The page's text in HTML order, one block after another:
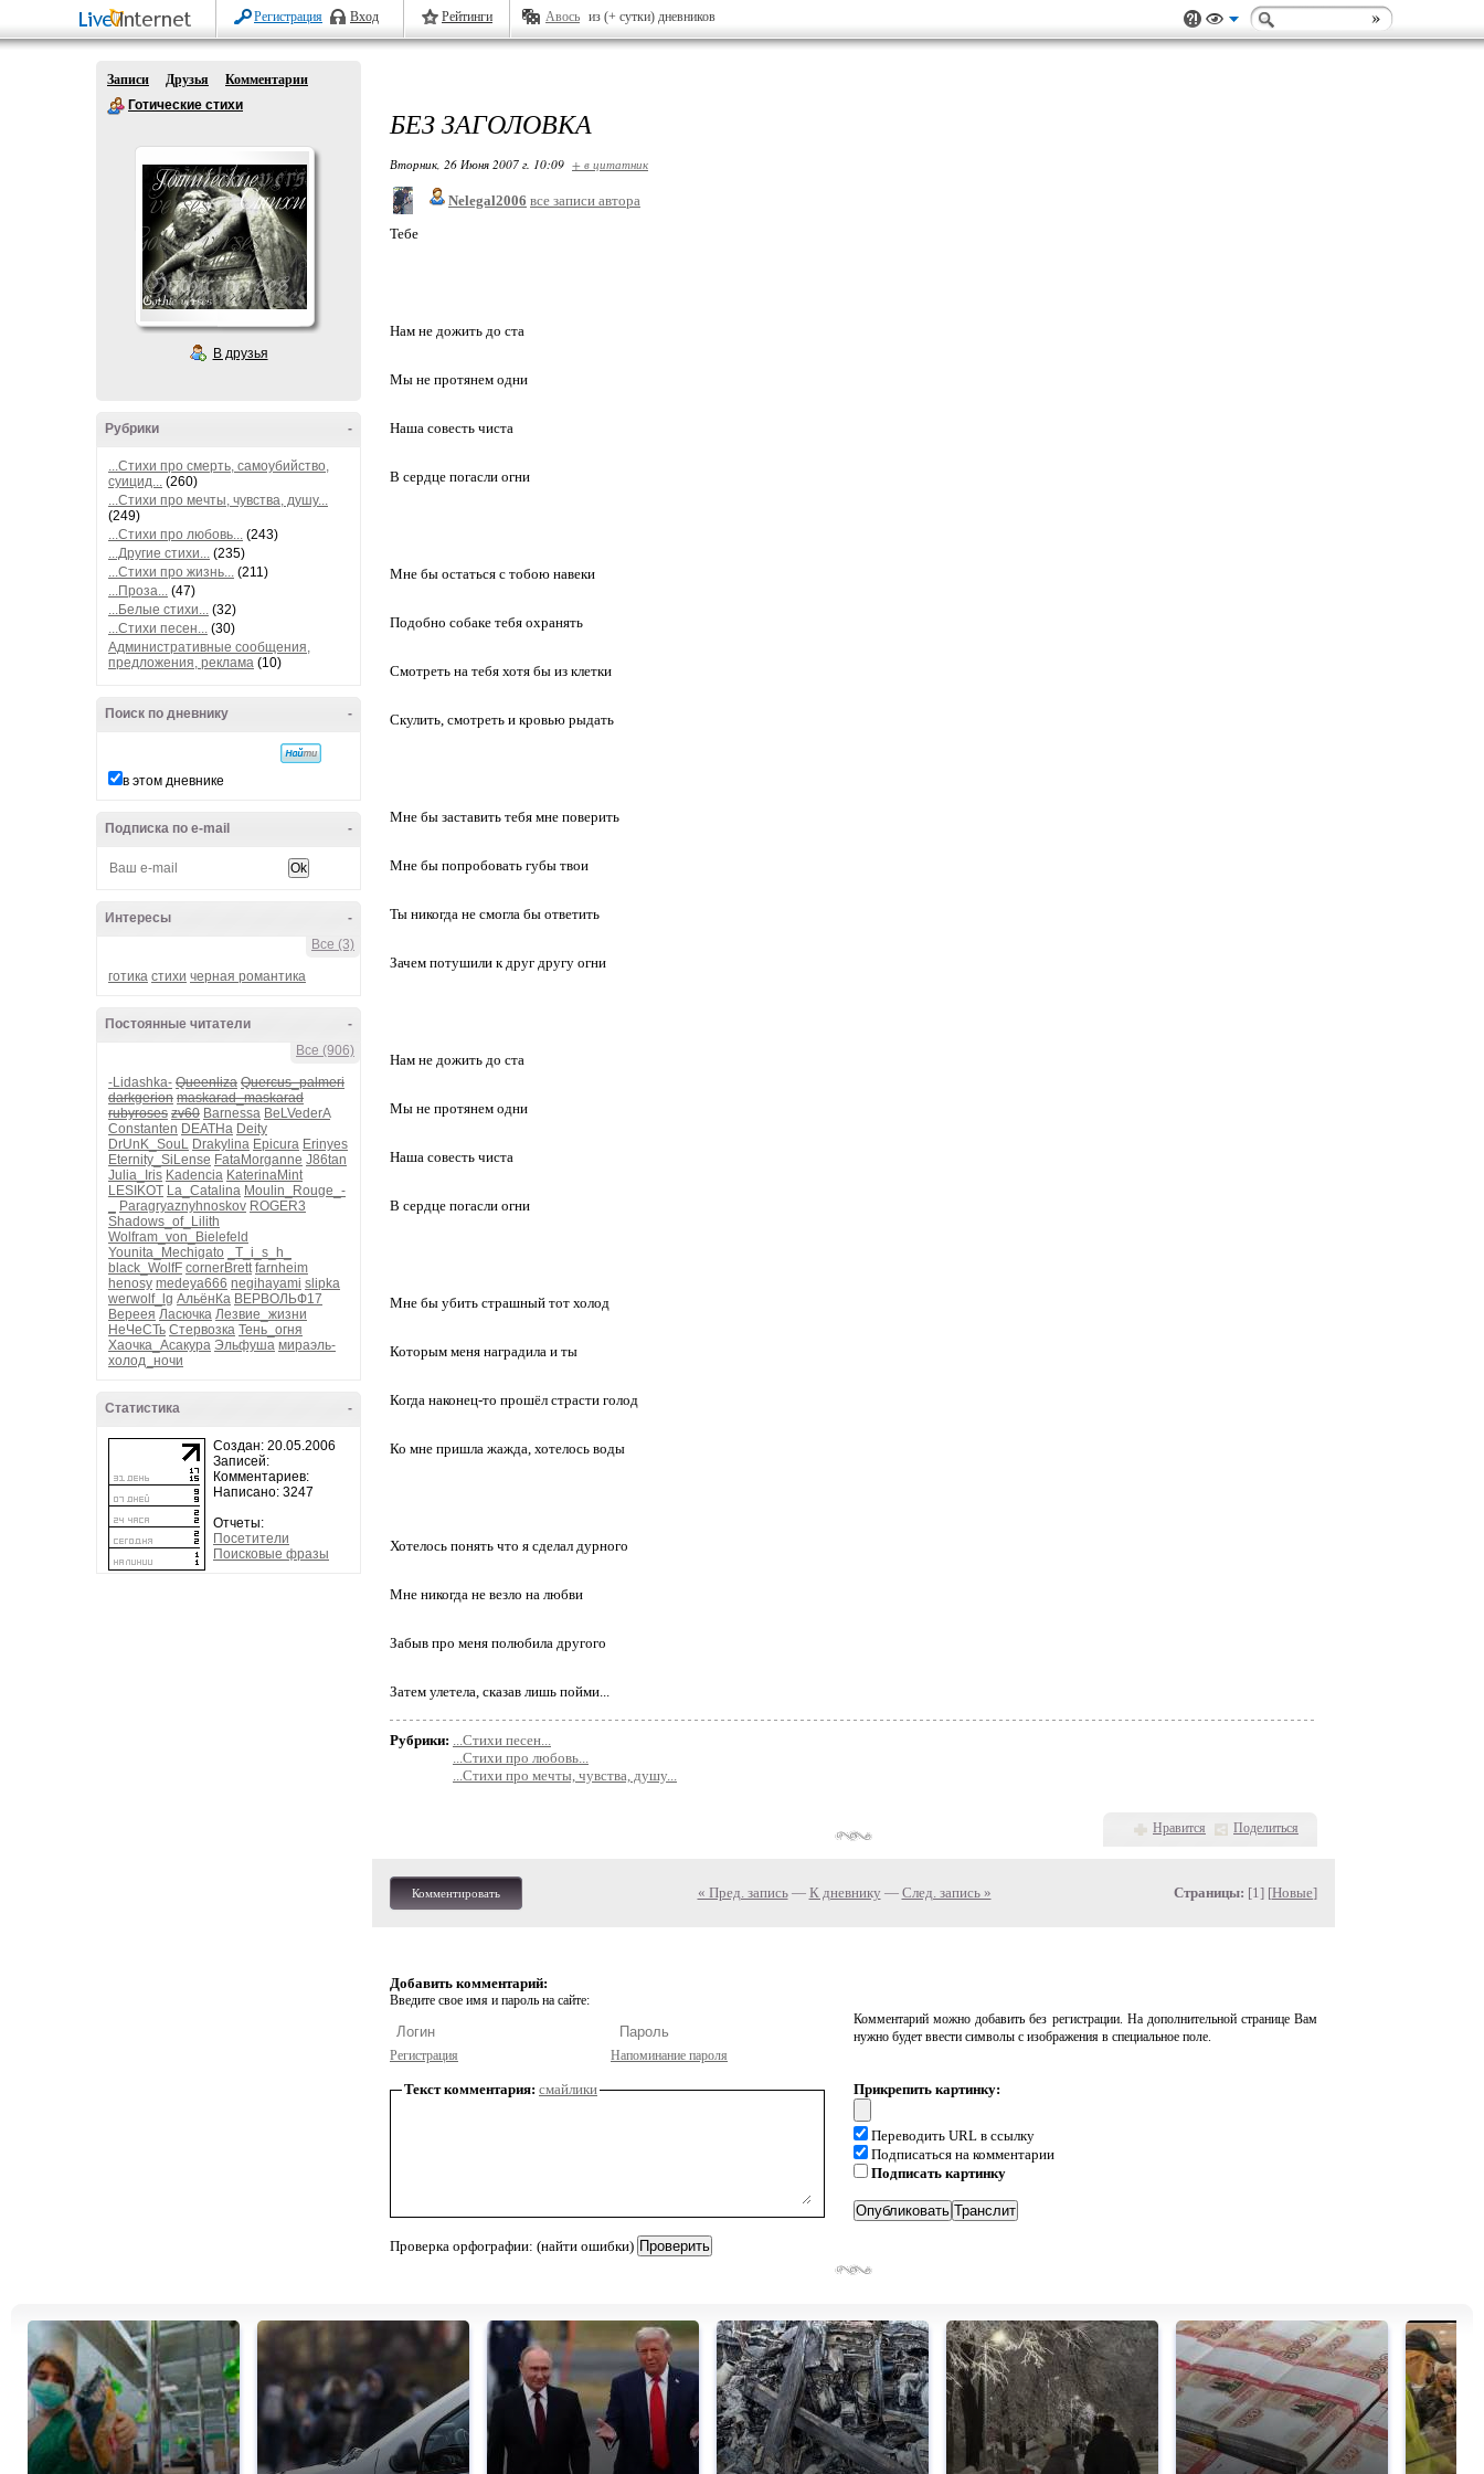
Регистрация Вход Рейтинги Авось из (+ сутки) дневников
Записи Друзья
Комментарии
Готические стихи
В друзья
-
Рубрики
...Стихи про смерть, самоубийство,
суицид... (260)
...Стихи про мечты, чувства, душу...
(249)
...Стихи про любовь... (243)
...Другие стихи... (235)
...Стихи про жизнь... (211)
...Проза... (47)
...Белые стихи... (32)
...Стихи песен... (30)
Административные сообщения,
предложения, реклама (10)
-
Поиск по дневнику
в этом дневнике
-
Подписка по e-mail
-
Интересы
Все (3)
готика стихи черная романтика
-
Постоянные читатели
Все (906)
-Lidashka- Queenliza Quercus_palmeri
darkgerion maskarad_maskarad
rubyroses zv60 Barnessa BeLVederA
Constanten DEATHa Deity
DrUnK_SouL Drakylina Epicura Erinyes
Eternity_SiLense FataMorganne J86tan
Julia_Iris Kadencia KaterinaMint
LESIKOT La_Catalina Moulin_Rouge_-
Paragryaznyhnoskov ROGER3
Shadows_of_Lilith
Wolfram_von_Bielefeld
Younita_Mechigato
_T_i_s_h_
black_WolfF cornerBrett farnheim
henosy medeya666 negihayami slipka
werwolf_lg АльёнКа ВЕРВОЛЬФ17
Вереея Ласючка Лезвие_жизни
НеЧеСТь Стервозка Тень_огня
Хаочка_Асакура Эльфуша мираэль-
холод_ночи
-
Статистика
Создан: 20.05.2006
Записей:
Комментариев:
Написано: 3247
Отчеты:
Посетители
Поисковые фразы
БЕЗ ЗАГОЛОВКА
Вторник, 26 Июня 2007 г. 10:09 + в цитатник
Nelegal2006 все записи автора
Тебе
Нам не дожить до ста
Мы не протянем одни
Наша совесть чиста
В сердце погасли огни
Мне бы остаться с тобою навеки
Подобно собаке тебя охранять
Смотреть на тебя хотя бы из клетки
Скулить, смотреть и кровью рыдать
Мне бы заставить тебя мне поверить
Мне бы попробовать губы твои
Ты никогда не смогла бы ответить
Зачем потушили к друг другу огни
Нам не дожить до ста
Мы не протянем одни
Наша совесть чиста
В сердце погасли огни
Мне бы убить страшный тот холод
Которым меня наградила и ты
Когда наконец-то прошёл страсти голод
Ко мне пришла жажда, хотелось воды
Хотелось понять что я сделал дурного
Мне никогда не везло на любви
Забыв про меня полюбила другого
Затем улетела, сказав лишь пойми...
Рубрики: ...Стихи песен...
...Стихи про любовь...
...Стихи про мечты, чувства, душу...
Нравится Поделиться
Комментировать « Пред. запись— К дневнику — След. запись » Страницы: [1] [Новые]
Добавить комментарий:
Введите свое имя и пароль на сайте:
Регистрация Напоминание пароля
Комментарий можно добавить без регистрации. На дополнительной странице Вам
нужно будет ввести символы с изображения в специальное поле.
Текст комментария: смайлики
Проверка орфографии: (найти ошибки)
Прикрепить картинку:
Переводить URL в ссылку
Подписаться на комментарии
Подписать картинку